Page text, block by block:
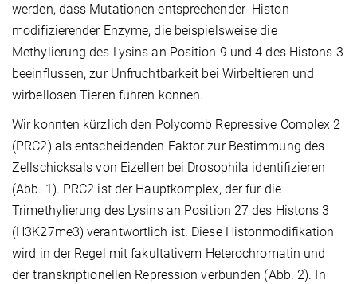
werden, dass Mutationen entsprechender Histon-
modifizierender Enzyme, die beispielsweise die
Methylierung des Lysins an Position 9 und 4 des Histons 3
beeinflussen, zur Unfruchtbarkeit bei Wirbeltieren und
wirbellosen Tieren führen können.
Wir konnten kürzlich den Polycomb Repressive Complex 2
(PRC2) als entscheidenden Faktor zur Bestimmung des
Zellschicksals von Eizellen bei Drosophila identifizieren
(Abb. 1). PRC2 ist der Hauptkomplex, der für die
Trimethylierung des Lysins an Position 27 des Histons 3
(H3K27me3) verantwortlich ist. Diese Histonmodifikation
wird in der Regel mit fakultativem Heterochromatin und
der transkriptionellen Repression verbunden (Abb. 2). In